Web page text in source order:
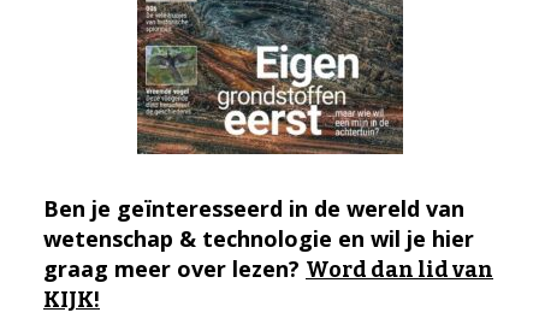
Ben je geïnteresseerd in de wereld van
wetenschap & technologie en wil je hier
graag meer over lezen? Word dan lid van
KIJK!